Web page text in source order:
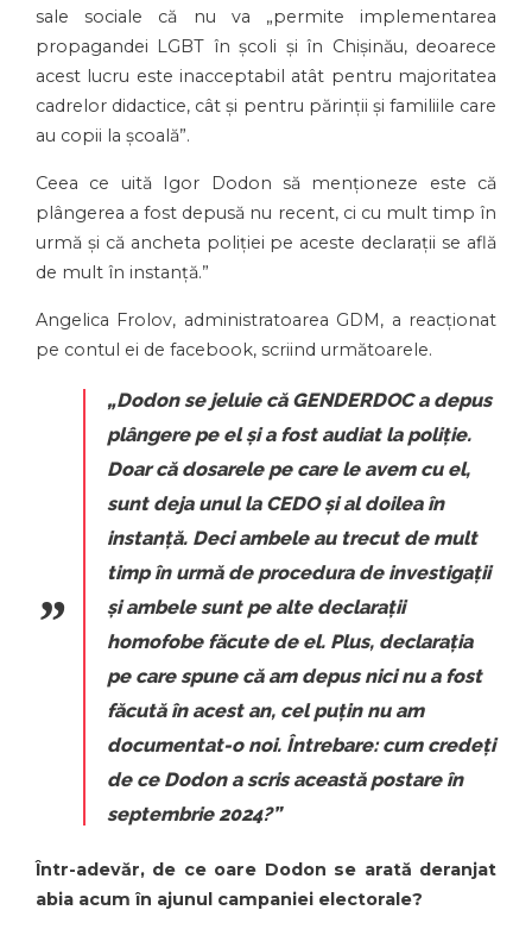
sale sociale că nu va „permite implementarea
propagandei LGBT în școli și în Chișinău, deoarece
acest lucru este inacceptabil atât pentru majoritatea
cadrelor didactice, cât și pentru părinții și familiile care
au copii la școală”.
Ceea ce uită Igor Dodon să menționeze este că
plângerea a fost depusă nu recent, ci cu mult timp în
urmă și că ancheta poliției pe aceste declarații se află
de mult în instanță.”
Angelica Frolov, administratoarea GDM, a reacționat
pe contul ei de facebook, scriind următoarele.
„Dodon se jeluie că GENDERDOC a depus
plângere pe el și a fost audiat la poliție.
Doar că dosarele pe care le avem cu el,
sunt deja unul la CEDO și al doilea în
instanță. Deci ambele au trecut de mult
timp în urmă de procedura de investigații
și ambele sunt pe alte declarații
homofobe făcute de el. Plus, declarația
pe care spune că am depus nici nu a fost
făcută în acest an, cel puțin nu am
documentat-o noi. Întrebare: cum credeți
de ce Dodon a scris această postare în
septembrie 2024?”
Într-adevăr, de ce oare Dodon se arată deranjat
abia acum în ajunul campaniei electorale?